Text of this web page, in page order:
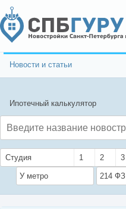
Новости и статьи
Ипотечный калькулятор
Студия 1 2 3
У метро 214 ФЗ